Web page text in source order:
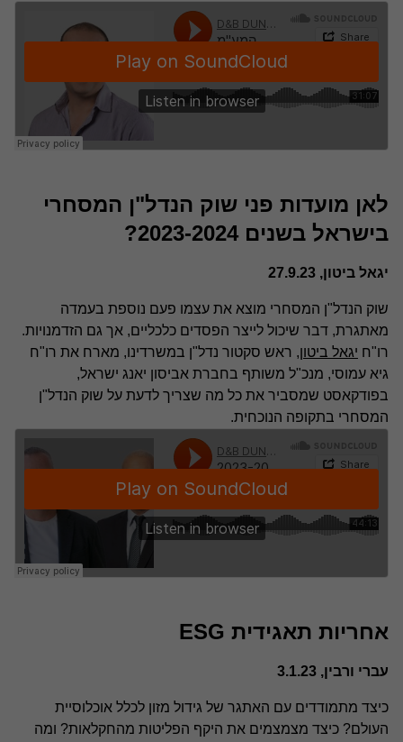
לאן מועדות פני שוק הנדל"ן המסחרי
בישראל בשנים 2023-2024?
יגאל ביטון, 27.9.23
שוק הנדל"ן המסחרי מוצא את עצמו פעם נוספת בעמדה
מאתגרת, דבר שיכול לייצר הפסדים כלכליים, אך גם הזדמנויות.
רו"ח יגאל ביטון, ראש סקטור נדל"ן במשרדינו, מארח את רו"ח
גיא עמוסי, מנכ"ל משותף בחברת אביסון יאנג ישראל,
בפודקאסט שמסביר את כל מה שצריך לדעת על שוק הנדל"ן
המסחרי בתקופה הנוכחית.
אחריות תאגידית ESG
עברי ורבין, 3.1.23
כיצד מתמודדים עם האתגר של גידול מזון לכלל אוכלוסיית
העולם? כיצד מצמצמים את היקף הפליטות מהחקלאות? ומה